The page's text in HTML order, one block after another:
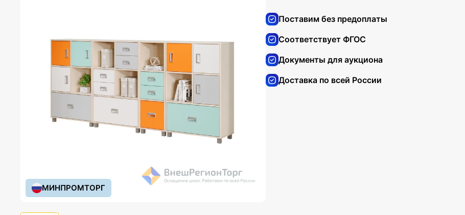
МИНПРОМТОРГ
Поставим без предоплаты
Соответствует ФГОС
Документы для аукциона
Доставка по всей России